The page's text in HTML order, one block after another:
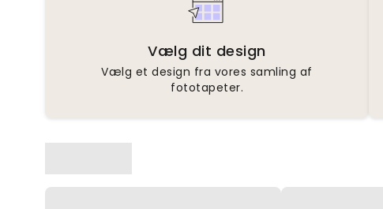
Vælg dit design
Vælg et design fra vores samling af
fototapeter.